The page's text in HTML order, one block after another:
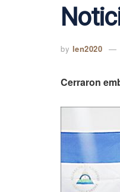
by len2020
Cerraron